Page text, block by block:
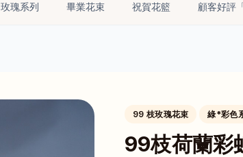
玫瑰系列 畢業花束 祝賀花籃 顧客好評
99 枝玫瑰花束 綠*彩色
99枝荷蘭彩